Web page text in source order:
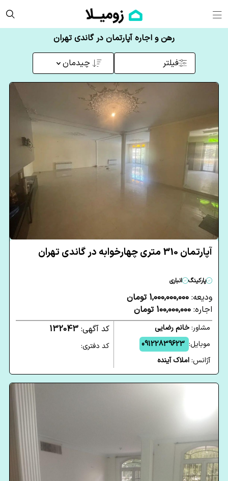
رهن و اجاره آپارتمان در گاندی تهران
فیلتر چیدمان
آپارتمان 310 متری چهارخوابه در گاندی تهران
پارکینگ انباری
ودیعه: 1,000,000,000 تومان
اجاره: 100,000,000 تومان
مشاور:خانم رضایی
موبایل: 09122839623
آژانس:املاک آینده
کد آگهی: 132043
کد دفتری: